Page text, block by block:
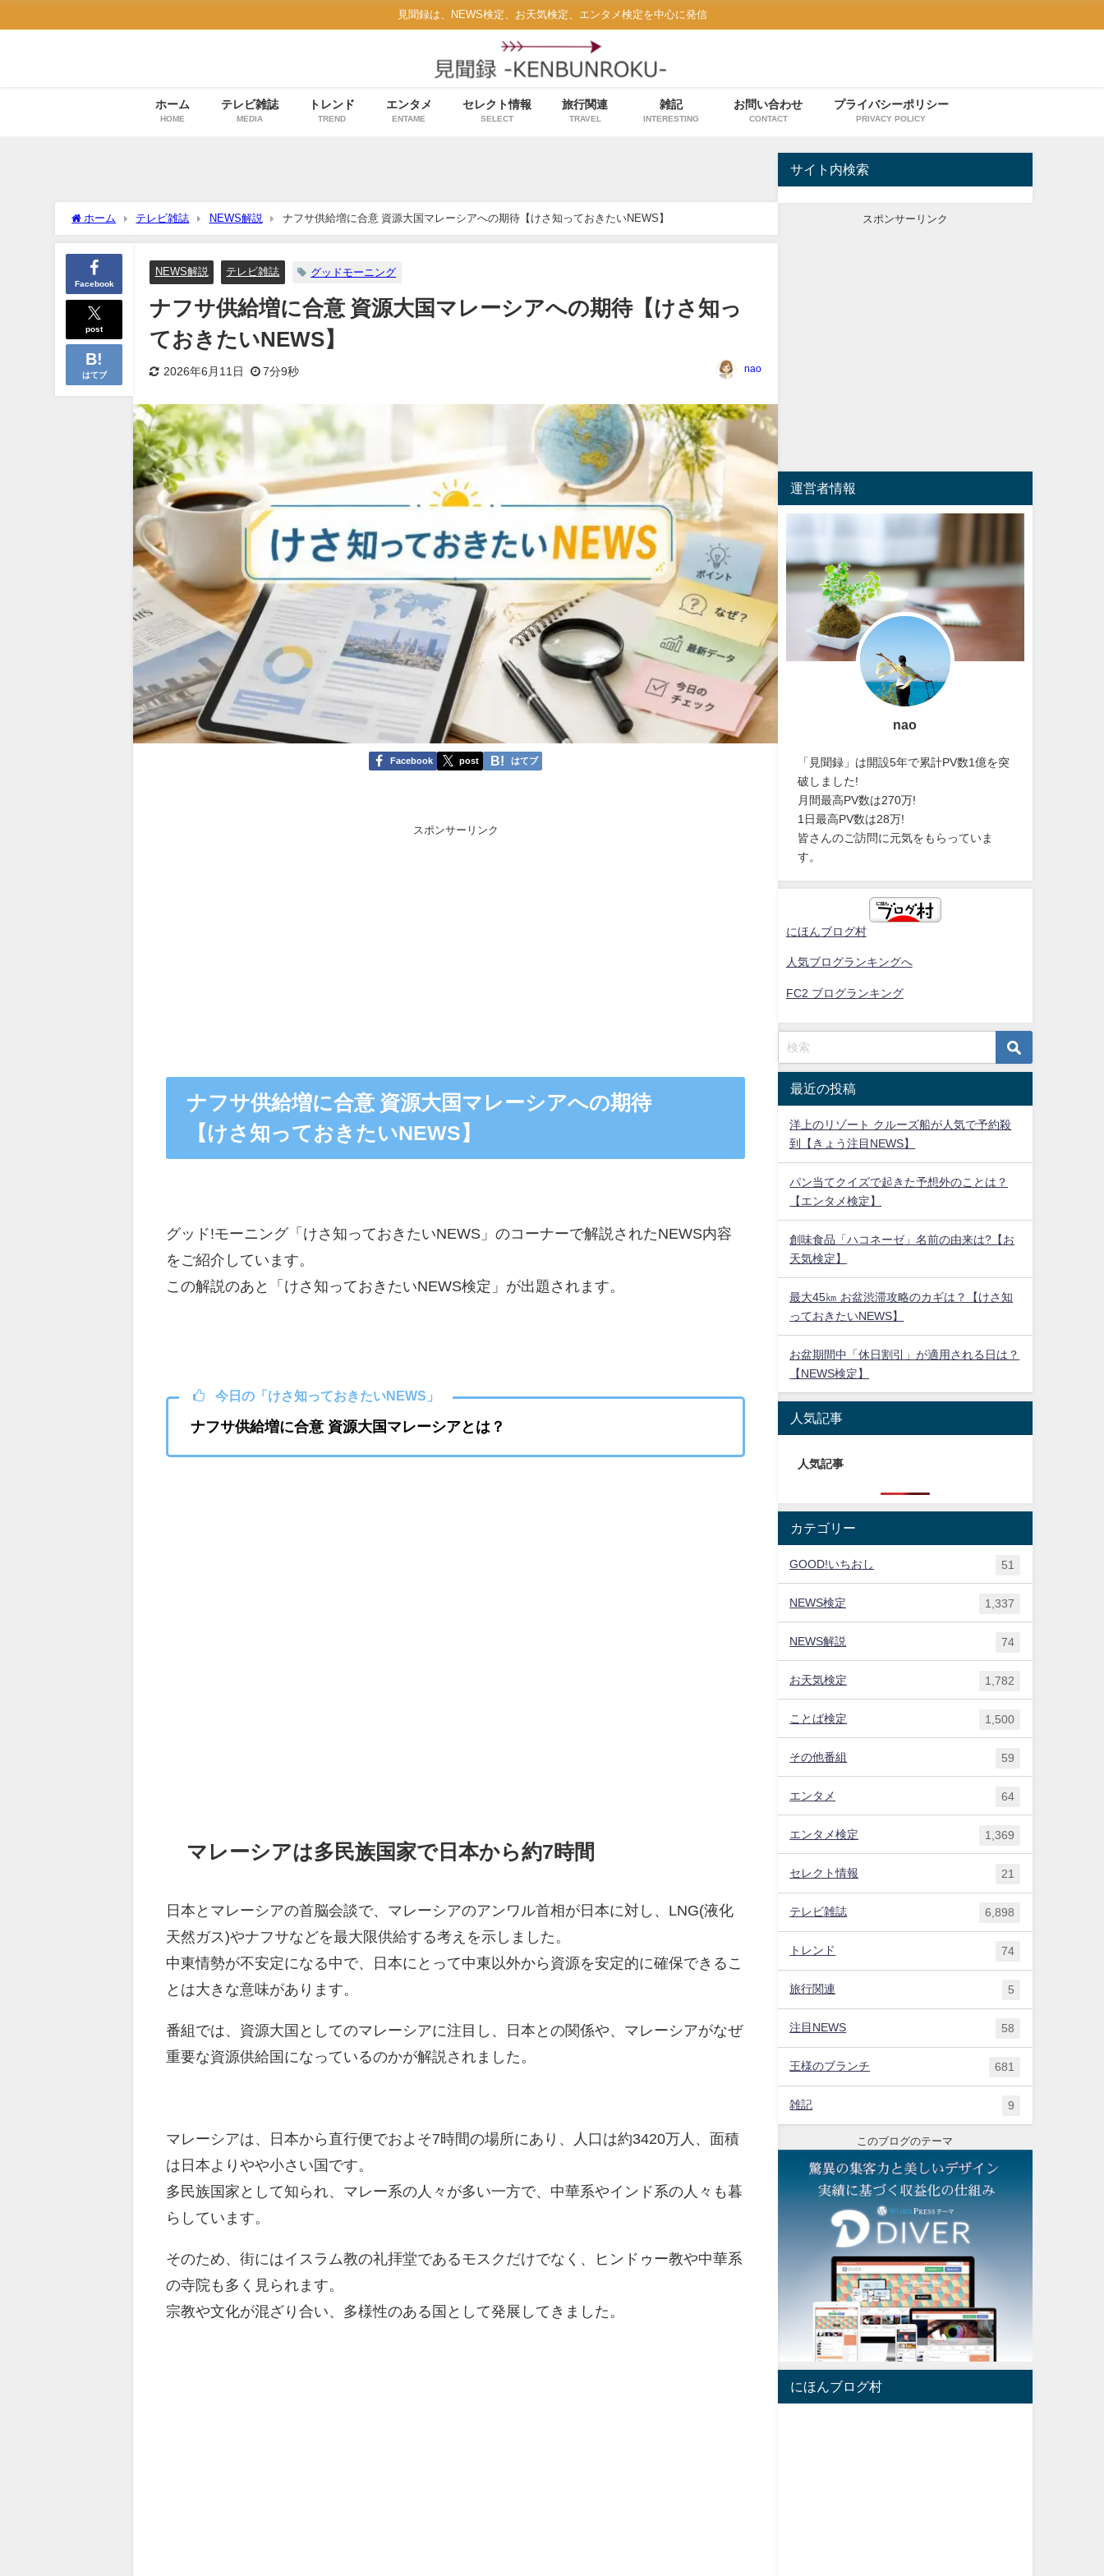
見聞録は、NEWS検定、お天気検定、エンタメ検定を中心に発信
ホーム
HOME
テレビ雑誌
MEDIA
トレンド
TREND
エンタメ
ENTAME
セレクト情報
SELECT
旅行関連
TRAVEL
雑記
INTERESTING
お問い合わせ
CONTACT
プライバシーポリシー
PRIVACY POLICY
ホーム テレビ雑誌 NEWS解説 ナフサ供給増に合意 資源大国マレーシアへの期待【けさ知っておきたいNEWS】
Facebook
post
はてブ
NEWS解説 テレビ雑誌 グッドモーニング
ナフサ供給増に合意 資源大国マレーシアへの期待【けさ知っ
ておきたいNEWS】
2026年6月11日 7分9秒 nao
Facebook post はてブ
スポンサーリンク
ナフサ供給増に合意 資源大国マレーシアへの期待
【けさ知っておきたいNEWS】
グッド!モーニング「けさ知っておきたいNEWS」のコーナーで解説されたNEWS内容
をご紹介しています。
この解説のあと「けさ知っておきたいNEWS検定」が出題されます。
今日の「けさ知っておきたいNEWS」
ナフサ供給増に合意 資源大国マレーシアとは？
マレーシアは多民族国家で日本から約7時間
日本とマレーシアの首脳会談で、マレーシアのアンワル首相が日本に対し、LNG(液化
天然ガス)やナフサなどを最大限供給する考えを示しました。
中東情勢が不安定になる中で、日本にとって中東以外から資源を安定的に確保できるこ
とは大きな意味があります。
番組では、資源大国としてのマレーシアに注目し、日本との関係や、マレーシアがなぜ
重要な資源供給国になっているのかが解説されました。
マレーシアは、日本から直行便でおよそ7時間の場所にあり、人口は約3420万人、面積
は日本よりやや小さい国です。
多民族国家として知られ、マレー系の人々が多い一方で、中華系やインド系の人々も暮
らしています。
そのため、街にはイスラム教の礼拝堂であるモスクだけでなく、ヒンドゥー教や中華系
の寺院も多く見られます。
宗教や文化が混ざり合い、多様性のある国として発展してきました。
サイト内検索
スポンサーリンク
運営者情報
nao
「見聞録」は開設5年で累計PV数1億を突
破しました!
月間最高PV数は270万!
1日最高PV数は28万!
皆さんのご訪問に元気をもらっていま
す。
にほんブログ村
人気ブログランキングへ
FC2 ブログランキング
最近の投稿
洋上のリゾート クルーズ船が人気で予約殺
到【きょう注目NEWS】
パン当てクイズで起きた予想外のことは？
【エンタメ検定】
創味食品「ハコネーゼ」名前の由来は?【お
天気検定】
最大45㎞ お盆渋滞攻略のカギは？【けさ知
っておきたいNEWS】
お盆期間中「休日割引」が適用される日は？
【NEWS検定】
人気記事
人気記事
カテゴリー
GOOD!いちおし 51
NEWS検定 1,337
NEWS解説 74
お天気検定 1,782
ことば検定 1,500
その他番組 59
エンタメ 64
エンタメ検定 1,369
セレクト情報 21
テレビ雑誌 6,898
トレンド 74
旅行関連 5
注目NEWS 58
王様のブランチ 681
雑記 9
このブログのテーマ
にほんブログ村